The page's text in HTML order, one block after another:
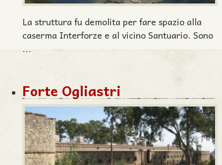
La struttura fu demolita per fare spazio alla
caserma Interforze e al vicino Santuario. Sono
...
Forte Ogliastri